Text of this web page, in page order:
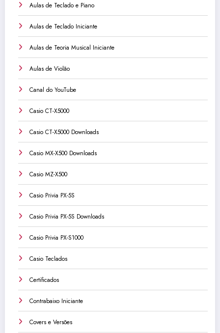
Aulas de Teclado e Piano
Aulas de Teclado Iniciante
Aulas de Teoria Musical Iniciante
Aulas de Violão
Canal do YouTube
Casio CT-X5000
Casio CT-X5000 Downloads
Casio MX-X500 Downloads
Casio MZ-X500
Casio Privia PX-5S
Casio Privia PX-5S Downloads
Casio Privia PX-S1000
Casio Teclados
Certificados
Contrabaixo Iniciante
Covers e Versões